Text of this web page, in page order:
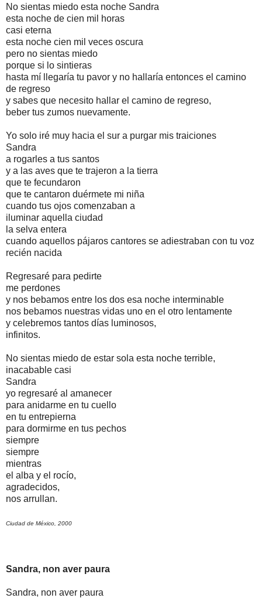
No sientas miedo esta noche Sandra
esta noche de cien mil horas
casi eterna
esta noche cien mil veces oscura
pero no sientas miedo
porque si lo sintieras
hasta mí llegaría tu pavor y no hallaría entonces el camino
de regreso
y sabes que necesito hallar el camino de regreso,
beber tus zumos nuevamente.
Yo solo iré muy hacia el sur a purgar mis traiciones
Sandra
a rogarles a tus santos
y a las aves que te trajeron a la tierra
que te fecundaron
que te cantaron duérmete mi niña
cuando tus ojos comenzaban a
iluminar aquella ciudad
la selva entera
cuando aquellos pájaros cantores se adiestraban con tu voz
recién nacida
Regresaré para pedirte
me perdones
y nos bebamos entre los dos esa noche interminable
nos bebamos nuestras vidas uno en el otro lentamente
y celebremos tantos días luminosos,
infinitos.
No sientas miedo de estar sola esta noche terrible,
inacabable casi
Sandra
yo regresaré al amanecer
para anidarme en tu cuello
en tu entrepierna
para dormirme en tus pechos
siempre
siempre
mientras
el alba y el rocío,
agradecidos,
nos arrullan.
Ciudad de México, 2000
Sandra, non aver paura
Sandra, non aver paura